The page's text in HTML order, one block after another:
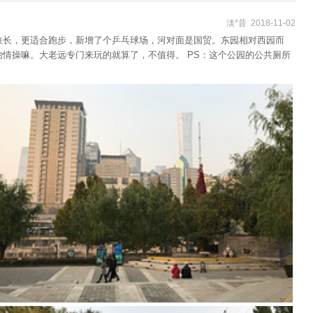
淡*昔 2018-11-02
，更适合跑步，新增了个乒乓球场，河对面是国贸。东园相对西园而
操嘛。大老远专门来玩的就算了，不值得。 PS：这个公园的公共厕所